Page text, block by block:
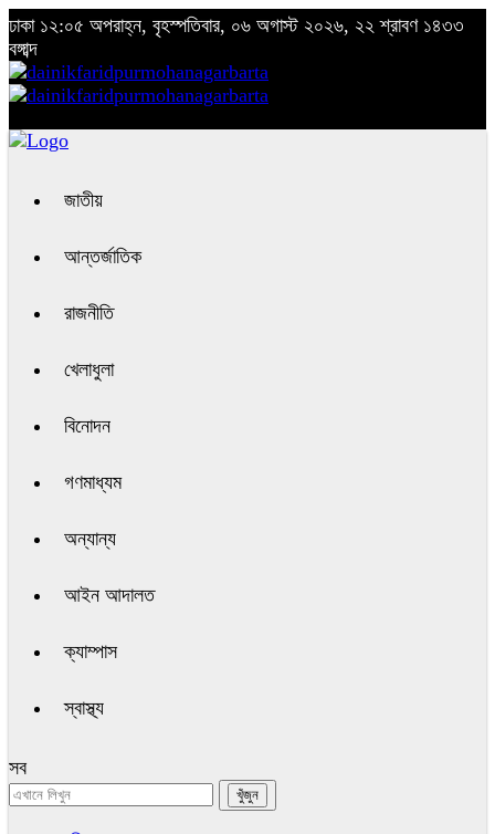
ঢাকা ১২:০৫ অপরাহ্ন, বৃহস্পতিবার, ০৬ অগাস্ট ২০২৬, ২২ শ্রাবণ ১৪৩৩
বঙ্গাব্দ
জাতীয়
আন্তর্জাতিক
রাজনীতি
খেলাধুলা
বিনোদন
গণমাধ্যম
অন্যান্য
আইন আদালত
ক্যাম্পাস
স্বাস্থ্য
সব